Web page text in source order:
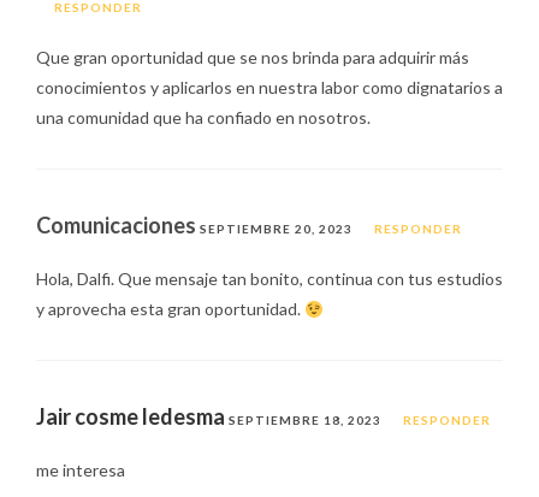
RESPONDER
Que gran oportunidad que se nos brinda para adquirir más
conocimientos y aplicarlos en nuestra labor como dignatarios a
una comunidad que ha confiado en nosotros.
Comunicaciones SEPTIEMBRE 20, 2023 RESPONDER
Hola, Dalfi. Que mensaje tan bonito, continua con tus estudios
y aprovecha esta gran oportunidad.
Jair cosme ledesma SEPTIEMBRE 18, 2023 RESPONDER
me interesa